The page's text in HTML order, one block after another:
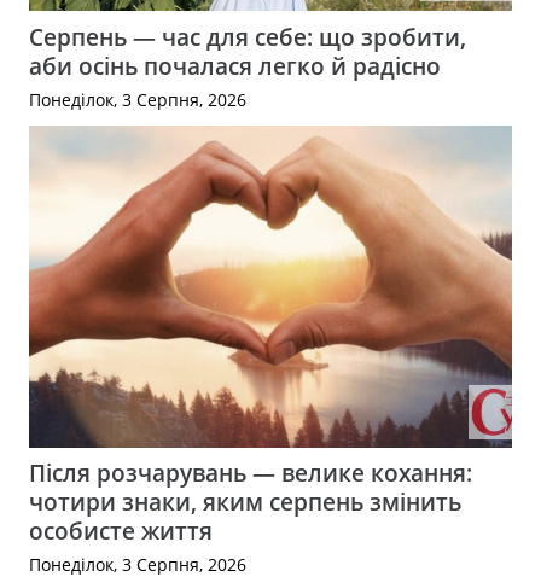
Серпень — час для себе: що зробити,
аби осінь почалася легко й радісно
Понеділок, 3 Серпня, 2026
Після розчарувань — велике кохання:
чотири знаки, яким серпень змінить
особисте життя
Понеділок, 3 Серпня, 2026